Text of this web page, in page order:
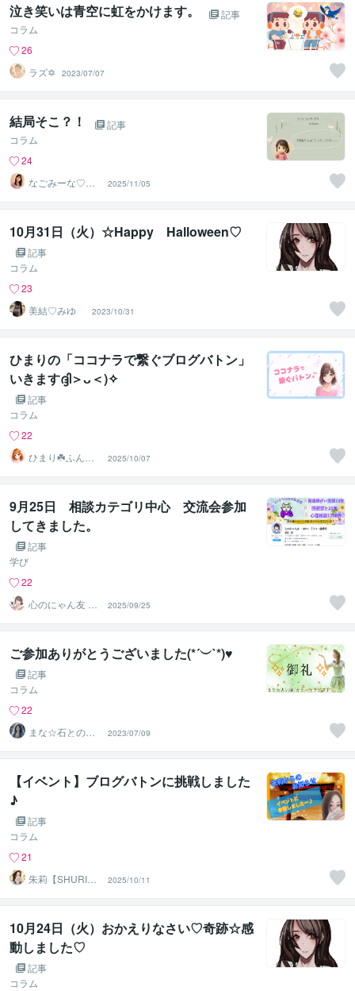
泣き笑いは青空に虹をかけます。
記事
コラム
26
ラズ✡
2023/07/07
結局そこ？！
記事
コラム
24
なごみーな♡癒
し系心のサポー
ター
2025/11/05
10月31日（火）☆Happy Halloween♡
記事
コラム
23
美結♡みゆ
2023/10/31
ひまりの「ココナラで繋ぐブログバトン」
いきますദ്ദി＞ᴗ＜)✧
記事
コラム
22
ひまり☘️ふんわ
り優しく寄り添
う話し相手
2025/10/07
9月25日 相談カテゴリ中心 交流会参加
してきました。
記事
学び
22
心のにゃん友 ゆ
かこ【うつ・復
縁相談】
2025/09/25
ご参加ありがとうございました(*´︶`*)♥
記事
コラム
22
まな☆石との絆
を整える占い師
＆セラピスト
2023/07/09
【イベント】ブログバトンに挑戦しました
♪
記事
コラム
21
朱莉【SHURI】
⭐︎言魂×タロット
占い
2025/10/11
10月24日（火）おかえりなさい♡奇跡☆感
動しました♡
記事
コラム